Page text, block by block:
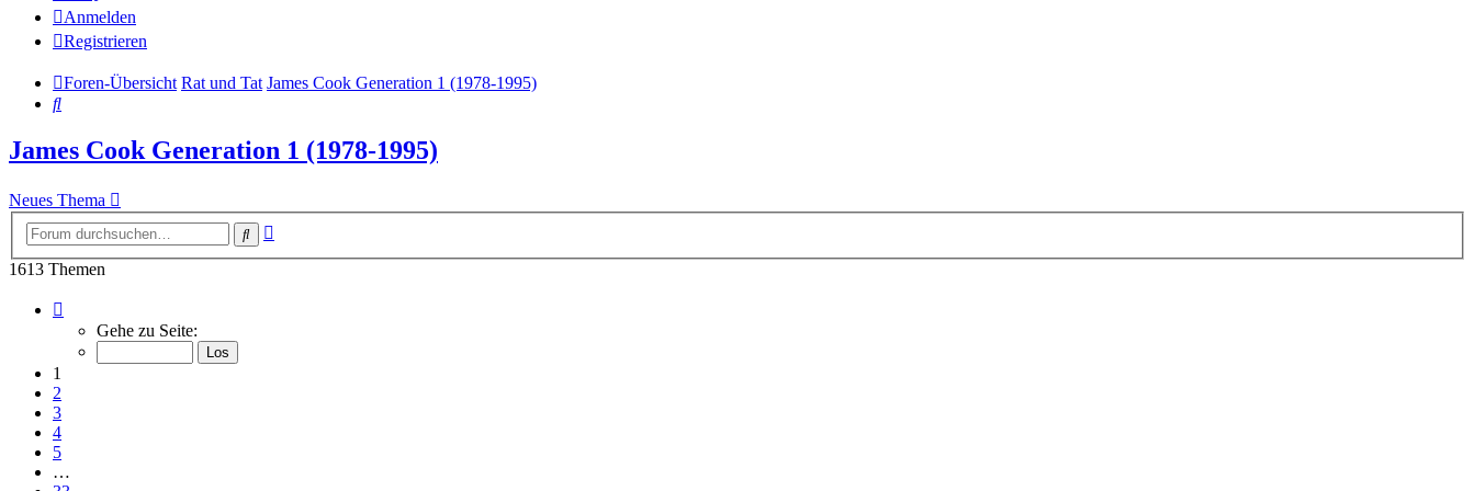
Anmelden
Registrieren
Foren-Übersicht Rat und Tat James Cook Generation 1 (1978-1995)
Suche
James Cook Generation 1 (1978-1995)
Neues Thema
Suche
1613 Themen
von
Gehe zu Seite:
1
2
3
4
5
…